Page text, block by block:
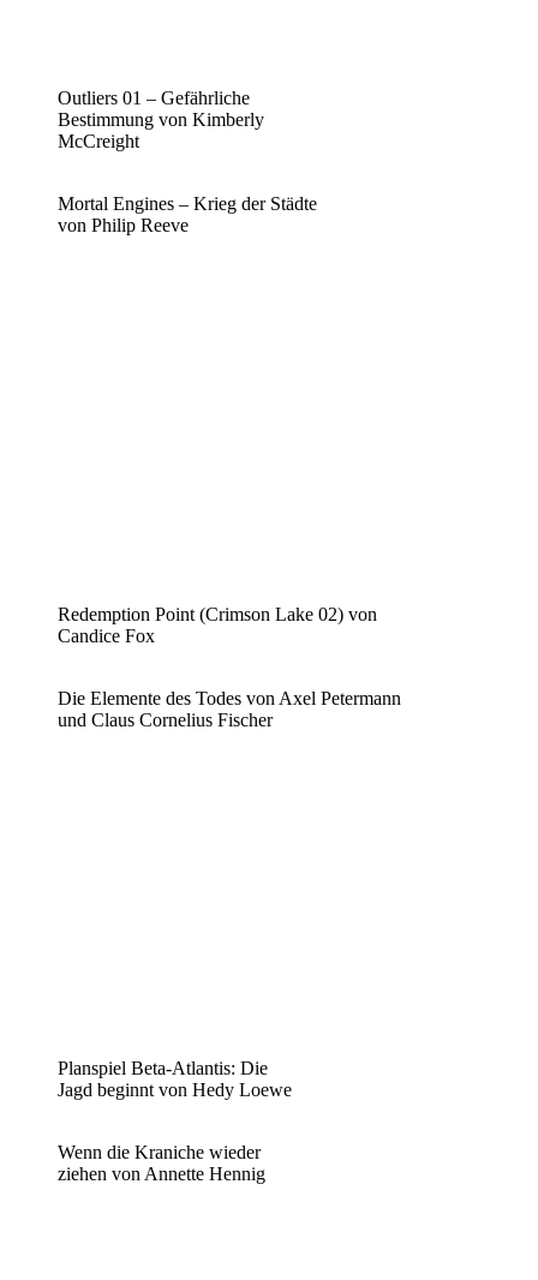
Outliers 01 – Gefährliche
Bestimmung von Kimberly
McCreight
Mortal Engines – Krieg der Städte
von Philip Reeve
Redemption Point (Crimson Lake 02) von
Candice Fox
Die Elemente des Todes von Axel Petermann
und Claus Cornelius Fischer
Planspiel Beta-Atlantis: Die
Jagd beginnt von Hedy Loewe
Wenn die Kraniche wieder
ziehen von Annette Hennig